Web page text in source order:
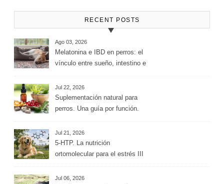
RECENT POSTS
Ago 03, 2026
Melatonina e IBD en perros: el
vínculo entre sueño, intestino e
Jul 22, 2026
Suplementación natural para
perros. Una guía por función.
Jul 21, 2026
5-HTP. La nutrición
ortomolecular para el estrés III
Jul 06, 2026